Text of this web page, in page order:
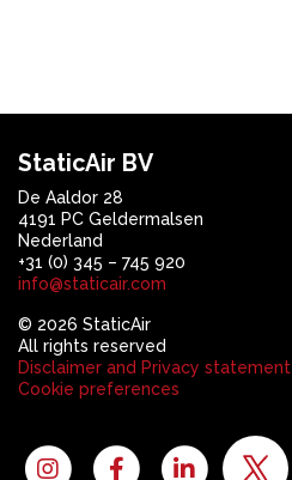
StaticAir BV
De Aaldor 28
4191 PC Geldermalsen
Nederland
+31 (0) 345 – 745 920
info@staticair.com
© 2026 StaticAir
All rights reserved
Disclaimer and Privacy statement
Cookie preferences